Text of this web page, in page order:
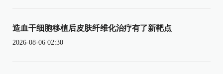
造血干细胞移植后皮肤纤维化治疗有了新靶点
2026-08-06 02:30